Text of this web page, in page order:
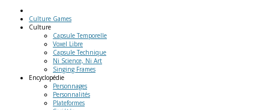
Culture Games
Culture
Capsule Temporelle
Voxel Libre
Capsule Technique
Ni Science, Ni Art
Singing Frames
Encyclopédie
Personnages
Personnalités
Plateformes